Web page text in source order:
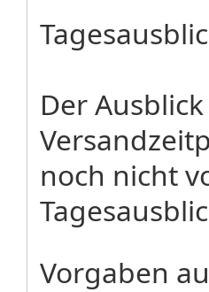
Der
noch nicht
Vorgaben